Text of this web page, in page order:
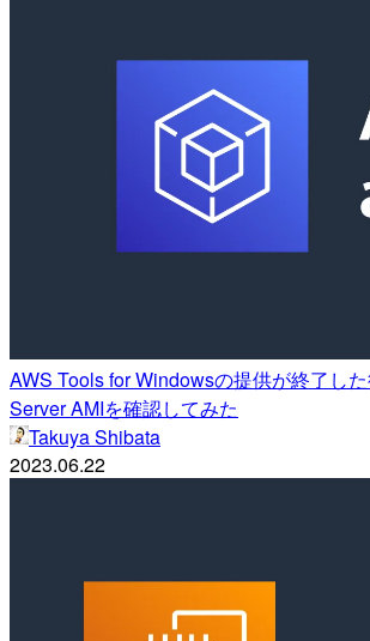
AWS Tools for Windowsの提供が終了し
Server AMIを確認してみた
Takuya Shibata
2023.06.22